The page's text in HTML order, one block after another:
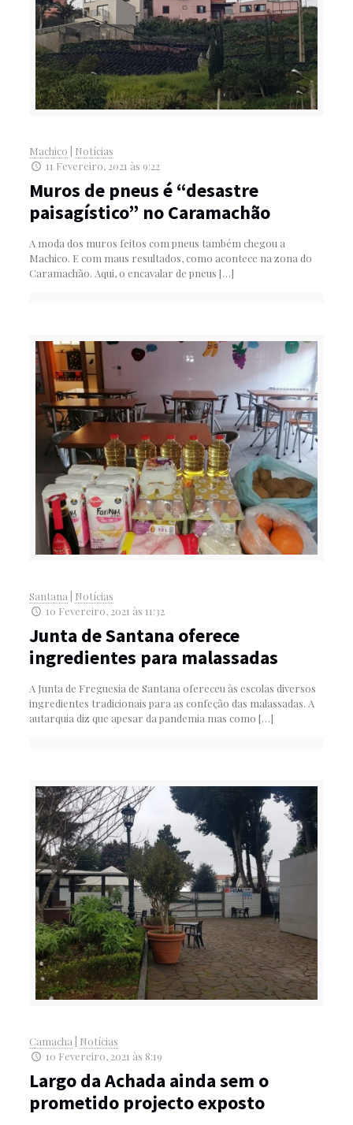
Machico
Notícias
11 Fevereiro, 2021 às 9:22
Muros de pneus é “desastre
paisagístico” no Caramachão
A moda dos muros feitos com pneus também chegou a
Machico. E com maus resultados, como acontece na zona do
Caramachão. Aqui, o encavalar de pneus […]
Santana
Notícias
10 Fevereiro, 2021 às 11:32
Junta de Santana oferece
ingredientes para malassadas
A Junta de Freguesia de Santana ofereceu às escolas diversos
ingredientes tradicionais para as confeção das malassadas. A
autarquia diz que apesar da pandemia mas como […]
Camacha
Notícias
10 Fevereiro, 2021 às 8:19
Largo da Achada ainda sem o
prometido projecto exposto